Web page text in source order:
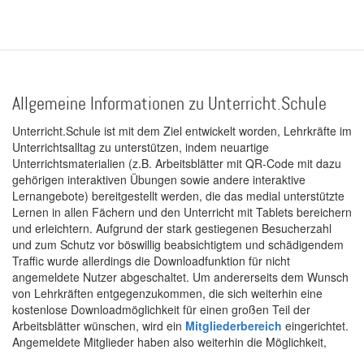
Allgemeine Informationen zu Unterricht.Schule
Unterricht.Schule ist mit dem Ziel entwickelt worden, Lehrkräfte im
Unterrichtsalltag zu unterstützen, indem neuartige
Unterrichtsmaterialien (z.B. Arbeitsblätter mit QR-Code mit dazu
gehörigen interaktiven Übungen sowie andere interaktive
Lernangebote) bereitgestellt werden, die das medial unterstützte
Lernen in allen Fächern und den Unterricht mit Tablets bereichern
und erleichtern. Aufgrund der stark gestiegenen Besucherzahl
und zum Schutz vor böswillig beabsichtigtem und schädigendem
Traffic wurde allerdings die Downloadfunktion für nicht
angemeldete Nutzer abgeschaltet. Um andererseits dem Wunsch
von Lehrkräften entgegenzukommen, die sich weiterhin eine
kostenlose Downloadmöglichkeit für einen großen Teil der
Arbeitsblätter wünschen, wird ein Mitgliederbereich eingerichtet.
Angemeldete Mitglieder haben also weiterhin die Möglichkeit,